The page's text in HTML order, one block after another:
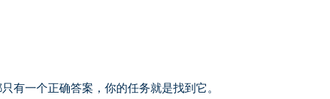
有一个正确答案，你的任务就是找到它。